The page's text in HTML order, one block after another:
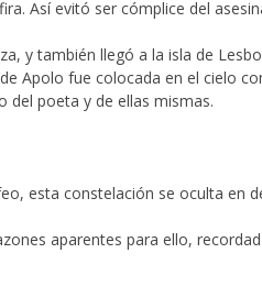
Así evitó ser cómplice del
y también llegó a la isla de
Apolo fue colocada en el cielo
del poeta y de ellas mismas.
esta constelación se oculta en
aparentes para ello,